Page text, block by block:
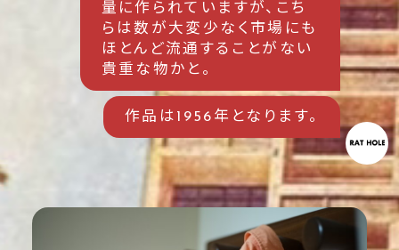
量に作られていますが、こち
らは数が大変少なく市場にも
ほとんど流通することがない
貴重な物かと。
作品は1956年となります。